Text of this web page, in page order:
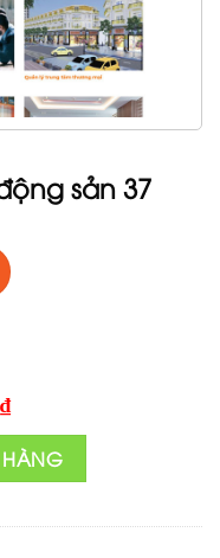
sản 37
₫Current
price
is:
5,000,000 ₫.
lượng